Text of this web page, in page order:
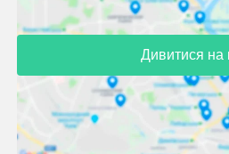
Дивитися на